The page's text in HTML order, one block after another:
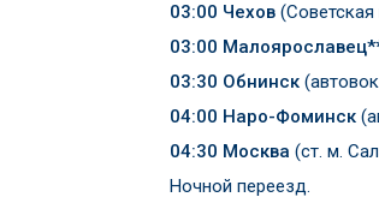
03:00 Чехов
03:00
03:30 Обнинск
04:00 Наро-Фоминск
04:30 Москва (ст. м.
Ночной переезд.